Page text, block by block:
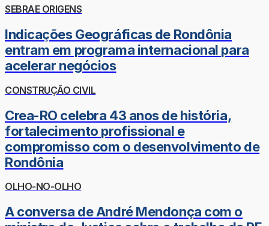
SEBRAE ORIGENS
Indicações Geográficas de Rondônia
entram em programa internacional para
acelerar negócios
CONSTRUÇÃO CIVIL
Crea-RO celebra 43 anos de história,
fortalecimento profissional e
compromisso com o desenvolvimento de
Rondônia
OLHO-NO-OLHO
A conversa de André Mendonça com o